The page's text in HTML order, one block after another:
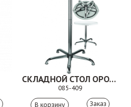
СКЛАДНОЙ СТОЛ ОРО ДУ
085-409
Заказ